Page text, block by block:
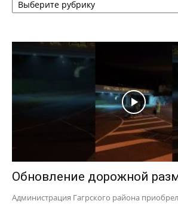
Обновление дорожной
Администрация Гагрского района